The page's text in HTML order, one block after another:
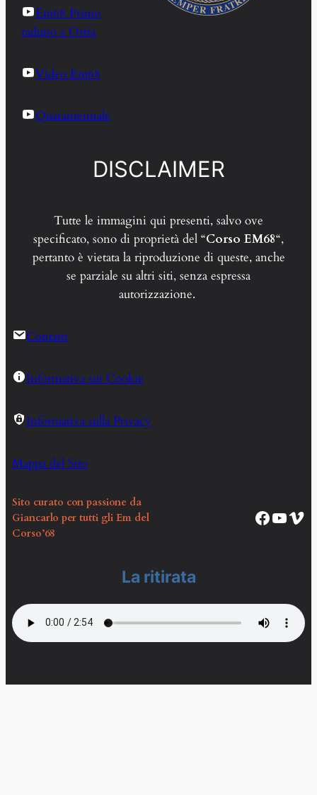
Em68 Primo
raduno a Ostia
Video Em68
Quarantennale
DISCLAIMER
Tutte le immagini qui presenti, salvo ove
specificato, sono di proprietà del “Corso EM68“,
pertanto è vietata la riproduzione di queste, anche
se parziale su altri siti, senza espressa
autorizzazione.
Contatti
Informativa sui Cookie
Informativa sulla Privacy
Mappa del Sito
Sito curato con passione da
Giancarlo per tutti gli Em del
Corso’68
Pagina Facebook Corso EM68
Canale YouTube Corso EM68
La ritirata